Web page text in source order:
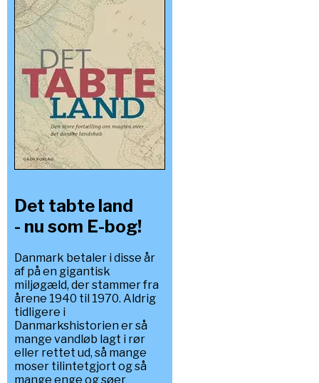
Det tabte land
- nu som E-bog!
Danmark betaler i disse år
af på en gigantisk
miljøgæld, der stammer fra
årene 1940 til 1970. Aldrig
tidligere i
Danmarkshistorien er så
mange vandløb lagt i rør
eller rettet ud, så mange
moser tilintetgjort og så
mange enge og søer